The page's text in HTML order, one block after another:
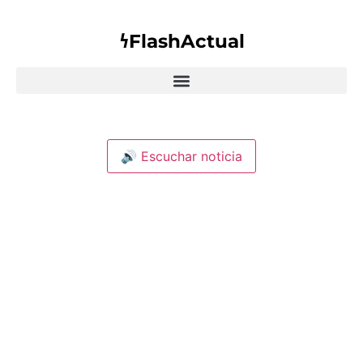
𐓏FlashActual
🔊 Escuchar noticia